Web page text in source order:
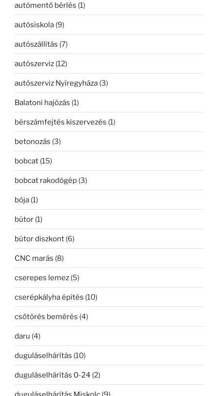
autómentő bérlés (1)
autósiskola (9)
autószállítás (7)
autószerviz (12)
autószerviz Nyíregyháza (3)
Balatoni hajózás (1)
bérszámfejtés kiszervezés (1)
betonozás (3)
bobcat (15)
bobcat rakodógép (3)
bója (1)
bútor (1)
bútor diszkont (6)
CNC marás (8)
cserepes lemez (5)
cserépkályha építés (10)
csőtörés bemérés (4)
daru (4)
duguláselhárítás (10)
duguláselhárítás 0-24 (2)